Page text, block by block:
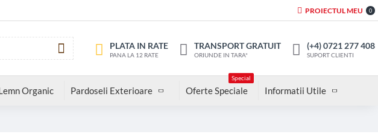
PROIECTUL MEU 0
PLATA IN RATE
PANA LA 12 RATE
TRANSPORT GRATUIT
ORIUNDE IN TARA*
(+4) 0721 277 408
SUPORT CLIENTI
Organic Pardoseli Exterioare Oferte Speciale
Special
Informatii Utile